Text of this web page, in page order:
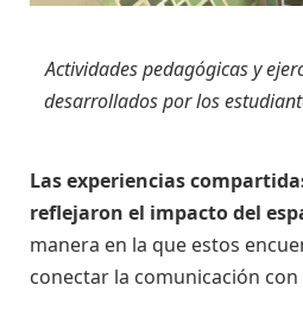
Actividades pedagógicas y
desarrollados por los
Las experiencias
reflejaron el impacto del
manera en la que estos
conectar la comunicación